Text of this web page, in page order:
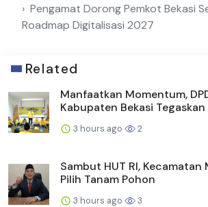
Pengamat Dorong Pemkot Bekasi
Roadmap Digitalisasi 2027
Related
Manfaatkan Momentum,
Kabupaten Bekasi Tegaskan
3 hours ago 2
Sambut HUT RI, Kecamatan
Pilih Tanam Pohon
3 hours ago 3